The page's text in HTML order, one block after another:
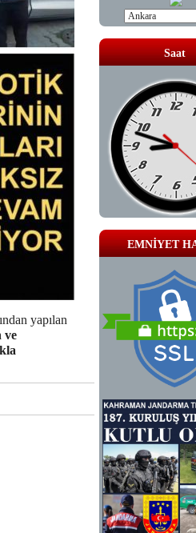
yapılan
ve
Saat
EMNİYET